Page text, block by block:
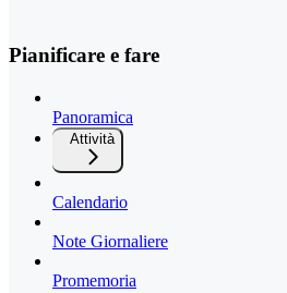
Pianificare e fare
Panoramica
Attività
Calendario
Note Giornaliere
Promemoria